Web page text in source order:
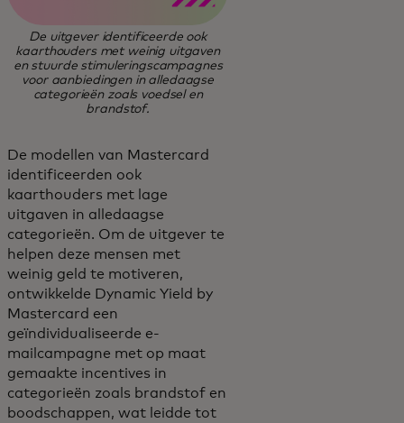
De uitgever identificeerde ook
kaarthouders met weinig uitgaven
en stuurde stimuleringscampagnes
voor aanbiedingen in alledaagse
categorieën zoals voedsel en
brandstof.
De modellen van Mastercard
identificeerden ook
kaarthouders met lage
uitgaven in alledaagse
categorieën. Om de uitgever te
helpen deze mensen met
weinig geld te motiveren,
ontwikkelde Dynamic Yield by
Mastercard een
geïndividualiseerde e-
mailcampagne met op maat
gemaakte incentives in
categorieën zoals brandstof en
boodschappen, wat leidde tot